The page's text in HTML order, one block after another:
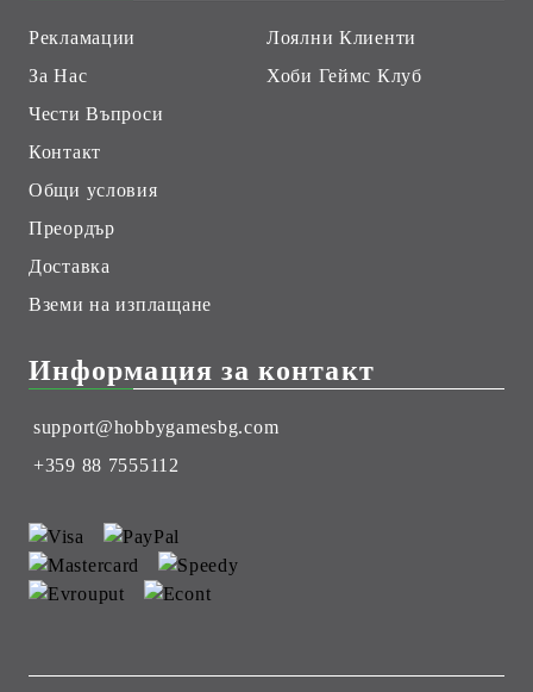
Рекламации
За Нас
Чести Въпроси
Контакт
Общи условия
Преордър
Доставка
Вземи на изплащане
Лоялни Клиенти
Хоби Геймс Клуб
Информация за контакт
support@hobbygamesbg.com
+359 88 7555112